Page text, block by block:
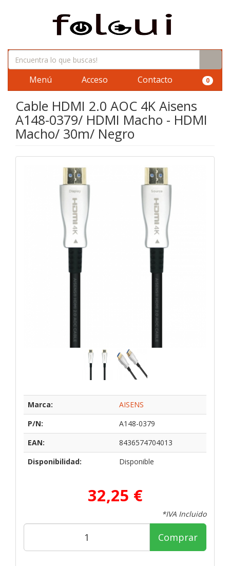
Menú Acceso Contacto 0
Cable HDMI 2.0 AOC 4K Aisens
A148-0379/ HDMI Macho - HDMI
Macho/ 30m/ Negro
Marca:
AISENS
P/N:
A148-0379
EAN:
8436574704013
Disponibilidad:
Disponible
32,25 €
*IVA Incluido
Comprar